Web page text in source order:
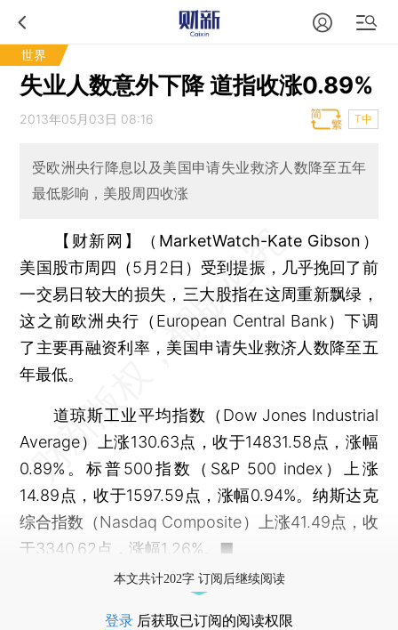
世界
失业人数意外下降 道指收涨0.89%
2013年05月03日 08:16 T中
受欧洲央行降息以及美国申请失业救济人数降至五年
最低影响，美股周四收涨
【财新网】（MarketWatch-Kate Gibson）
美国股市周四（5月2日）受到提振，几乎挽回了前
一交易日较大的损失，三大股指在这周重新飘绿，
这之前欧洲央行（European Central Bank）下调
了主要再融资利率，美国申请失业救济人数降至五
年最低。
道琼斯工业平均指数（Dow Jones Industrial
Average）上涨130.63点，收于14831.58点，涨幅
0.89%。标普500指数（S&P 500 index）上涨
14.89点，收于1597.59点，涨幅0.94%。纳斯达克
综合指数（Nasdaq Composite）上涨41.49点，收
于3340.62点，涨幅1.26%。■
本文共计202字 订阅后继续阅读
登录 后获取已订阅的阅读权限